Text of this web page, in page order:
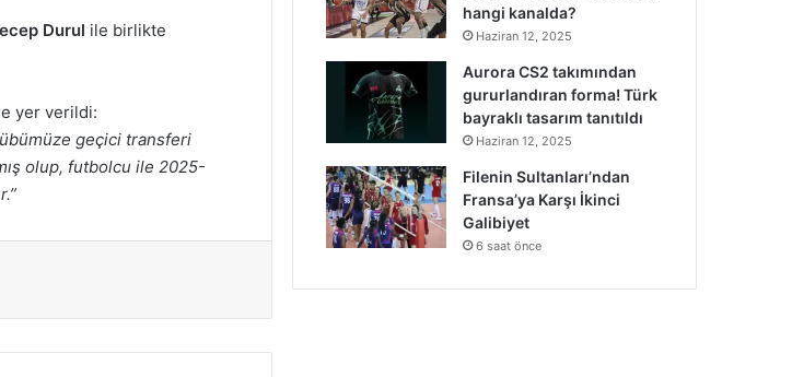
Durul ile birlikte
yer verildi:
geçici transferi
olup, futbolcu ile 2025-
hangi kanalda?
Haziran 12, 2025
Aurora CS2 takımından
gururlandıran forma! Türk
bayraklı tasarım tanıtıldı
Haziran 12, 2025
Filenin Sultanları’ndan
Fransa’ya Karşı İkinci
Galibiyet
6 saat önce